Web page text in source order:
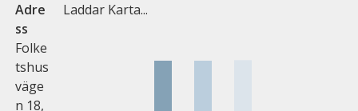
Laddar Karta...
Adre
ss
Folke
tshus
väge
n 18,